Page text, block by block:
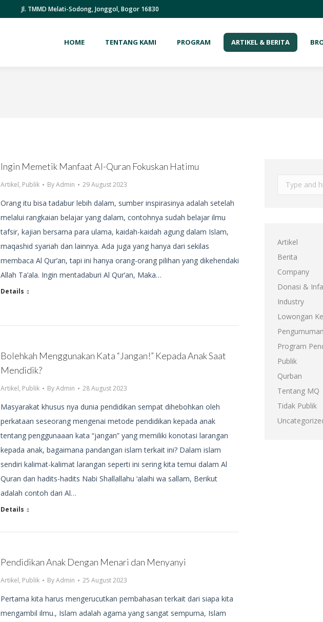
Jl. TMMD Melati-Sodong, Jonggol, Bogor 16830
HOME TENTANG KAMI PROGRAM ARTIKEL & BERITA
Ingin Memetik Manfaat Al-Quran Fokuskan Hatimu
Artikel, Publik ByAdmin 29 August 2023
Orang itu bisa tadabur lebih dalam, sumber inspirasinya adalah setelah
melalui rangkaian belajar yang dalam, contohnya sudah belajar ilmu
tafsir, kajian bersama para ulama, kaidah-kaidah agung dalam Islam,
maqashid syariah dan lainnya. Ada juga yang hanya dari sekilas
membaca Al Qur’an, tapi ini hanya orang-orang pilihan yang dikehendaki
Allah Ta’ala. Ingin mentadaburi Al Qur’an, Maka…
Details
Bolehkah Menggunakan Kata “Jangan!” Kepada Anak Saat
Mendidik?
Artikel, Publik ByAdmin 28 August 2023
Masyarakat khusus nya dunia pendidikan sempat dihebohkan oleh
perkataan seseorang mengenai metode pendidikan kepada anak
tentang penggunaaan kata “jangan” yang memiliki konotasi larangan
kepada anak, bagaimana pandangan islam terkait ini? Dalam islam
sendiri kalimat-kalimat larangan seperti ini sering kita temui dalam Al
Quran dan hadits-hadits Nabi Shallallahu ‘alaihi wa sallam, Berikut
adalah contoh dari Al…
Details
Pendidikan Anak Dengan Menari dan Menyanyi
Artikel, Publik ByAdmin 25 August 2023
Pertama kita harus mengerucutkan pembahasan terkait dari siapa kita
mengambil ilmu., Islam adalah agama yang sangat sempurna, Islam
Artikel
Berita
Company
Donasi &
Industry
Lowongan
Pengumuman
Program
Publik
Qurban
Tentang MQ
Tidak Publik